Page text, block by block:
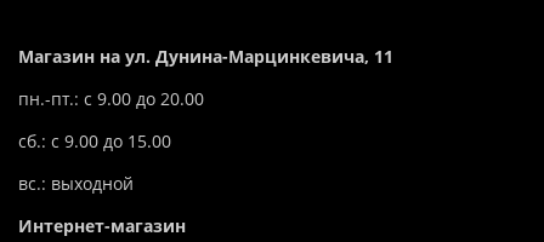
Магазин на ул. Дунина-Марцинкевича, 11
пн.-пт.: с 9.00 до 20.00
сб.: с 9.00 до 15.00
вс.: выходной
Интернет-магазин